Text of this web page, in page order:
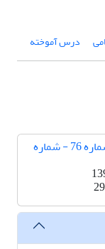
درس آموخته
دوره 19، شماره 76 - شماره